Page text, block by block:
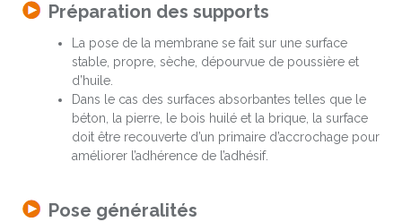
Préparation des supports
La pose de la membrane se fait sur une surface
stable, propre, sèche, dépourvue de poussière et
d’huile.
Dans le cas des surfaces absorbantes telles que le
béton, la pierre, le bois huilé et la brique, la surface
doit être recouverte d’un primaire d’accrochage pour
améliorer l’adhérence de l’adhésif.
Pose généralités